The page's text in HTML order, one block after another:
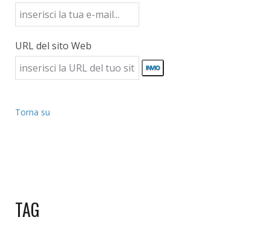
URL del sito Web
Torna su
TAG